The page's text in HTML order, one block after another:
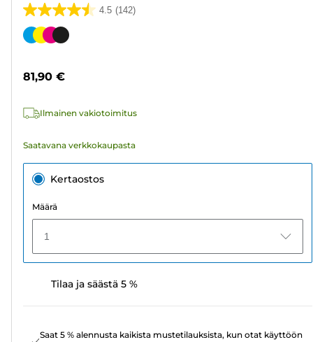
4.5 (142)
4.5/5
tähteä.
Värikasetti
81,90 €
Ilmainen vakiotoimitus
Saatavana verkkokaupasta
Kertaostos
Määrä
1
Tilaa ja säästä 5 %
Saat 5 % alennusta kaikista mustetilauksista, kun otat käyttöön